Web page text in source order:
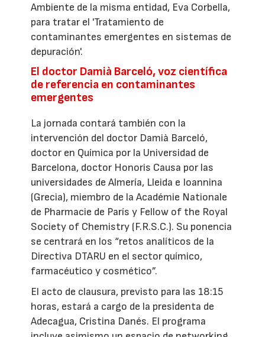
Ambiente de la misma entidad, Eva Corbella,
para tratar el 'Tratamiento de
contaminantes emergentes en sistemas de
depuración'.
El doctor Damià Barceló, voz científica
de referencia en contaminantes
emergentes
La jornada contará también con la
intervención del doctor Damià Barceló,
doctor en Química por la Universidad de
Barcelona, doctor Honoris Causa por las
universidades de Almería, Lleida e Ioannina
(Grecia), miembro de la Académie Nationale
de Pharmacie de París y Fellow of the Royal
Society of Chemistry (F.R.S.C.). Su ponencia
se centrará en los “retos analíticos de la
Directiva DTARU en el sector químico,
farmacéutico y cosmético”.
El acto de clausura, previsto para las 18:15
horas, estará a cargo de la presidenta de
Adecagua, Cristina Danés. El programa